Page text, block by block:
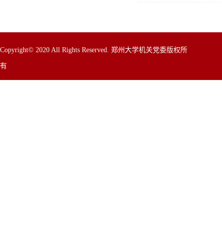
Copyright© 2020 All Rights Reserved. 郑州大学机关党委版权所
有